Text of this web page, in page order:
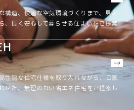
構造、快適な空気環境づくりまで、見え
、長く安心して暮らせる住まいをご提案
性能な住宅仕様を取り入れながら、ご家
せた、無理のない省エネ住宅をご提案し